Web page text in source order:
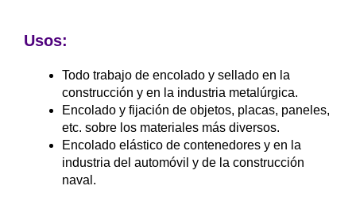
Usos:
Todo trabajo de encolado y sellado en la
construcción y en la industria metalúrgica.
Encolado y fijación de objetos, placas, paneles,
etc. sobre los materiales más diversos.
Encolado elástico de contenedores y en la
industria del automóvil y de la construcción
naval.